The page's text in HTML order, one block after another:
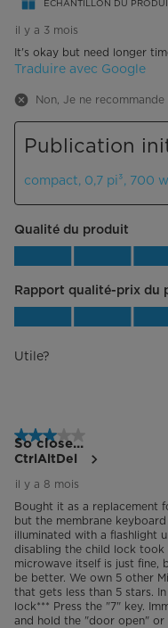
ÉCHANTILLON DU
il y a 3 mois
It's okay but need longer
Traduire avec Google
Non, Je ne
Publication
compact, 0,7 pi³, 700
Qualité du produit
Qualité du
Rapport qualité-prix du
Rapport
Utile?
3 étoile(s) sur 5.
So close...
CtrlAltDel
il y a 8 mois
Bought it as a replacement
but the membrane
illuminated with a flashlight
disabling the child lock
microwave itself is just fine,
be better. We own 5 other
that gets less than 5 stars.
lock*** Press the "7" key.
and hold the "door open"